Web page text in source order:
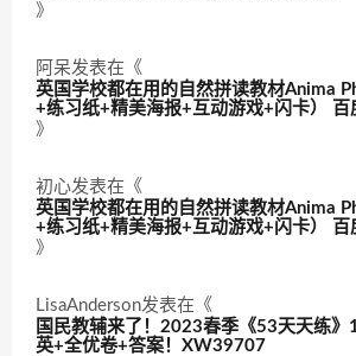
》
阿呆发表在《
英国学校都在用的自然拼读教材Anima
+练习纸+精美海报+互动游戏+闪卡）
》
初心发表在《
英国学校都在用的自然拼读教材Anima
+练习纸+精美海报+互动游戏+闪卡）
》
LisaAnderson发表在《
国民教辅来了！2023春季《53天天练
英+全优卷+答案！XW39707